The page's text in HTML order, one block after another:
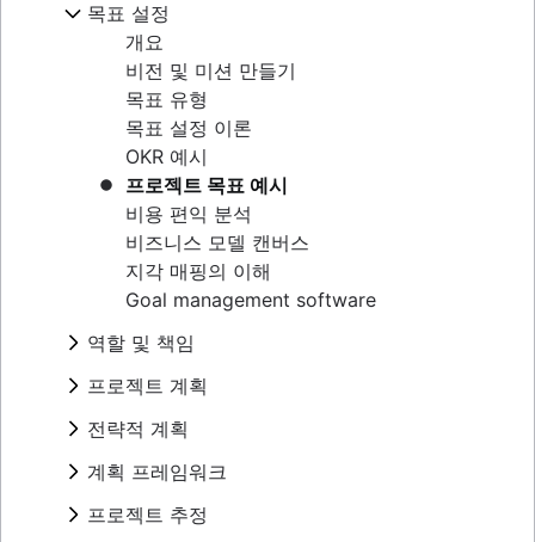
프로젝트 킥오프 회의
프로젝트 목표
Project milestones
프로젝트 산출물
수용 기준
이해 관계자 매핑: 정의, 이점 및 예시
프로젝트 범위
세 가지 제약 조건
비즈니스 케이스
개념 증명
제안서 개요
프로젝트 헌장 및 프로젝트 포스터 비교
목표 설정
개요
비전 및 미션 만들기
목표 유형
목표 설정 이론
OKR 예시
프로젝트 목표 예시
비용 편익 분석
비즈니스 모델 캔버스
지각 매핑의 이해
Goal management software
역할 및 책임
프로젝트 관리자
프로젝트 리더
프로젝트 소유자
프로젝트 팀
프로젝트 계획
프로젝트 계획 개발
작업 계획
운영 계획
전략적 계획
예제
연간 계획
계획 프레임워크
SWOT 분석
프로젝트 추정